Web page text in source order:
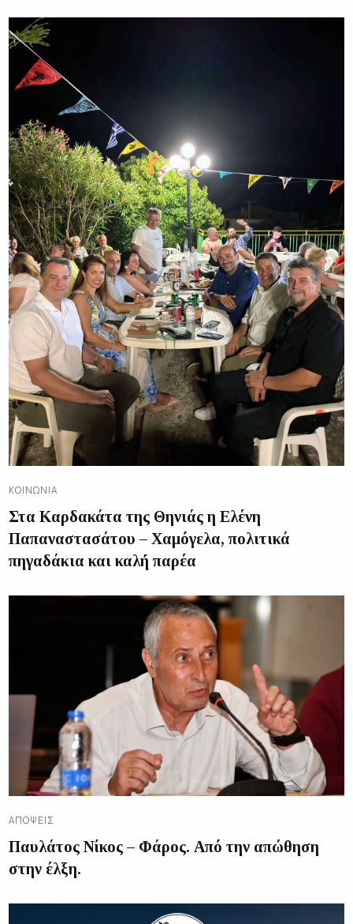
ΚΟΙΝΩΝΊΑ
Στα Καρδακάτα της Θηνιάς η Ελένη
Παπαναστασάτου – Χαμόγελα, πολιτικά
πηγαδάκια και καλή παρέα
ΑΠΌΨΕΙΣ
Παυλάτος Νίκος – Φάρος. Από την απώθηση
στην έλξη.